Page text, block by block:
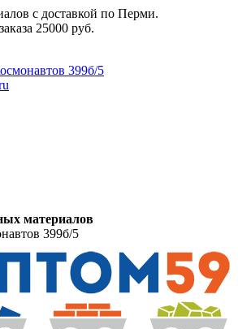
с доставкой по Перми.
25000 руб.
399б/5
материалов
399б/5